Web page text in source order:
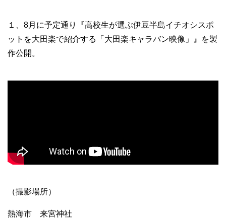
１、8月に予定通り『高校生が選ぶ伊豆半島イチオシスポ
ットを大田楽で紹介する「大田楽キャラバン映像」』を製
作公開。
（撮影場所）
熱海市 来宮神社